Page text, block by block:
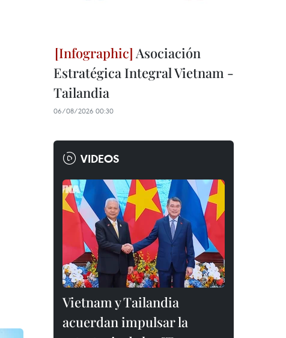
Asociación
Estratégica Integral Vietnam -
Tailandia
06/08/2026 00:30
VIDEOS
Vietnam y Tailandia
acuerdan impulsar la